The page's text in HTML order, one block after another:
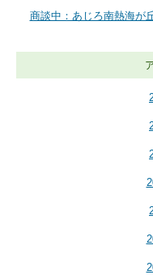
商談中：あじろ南熱海が